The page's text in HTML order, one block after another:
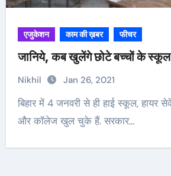
एजुकेशन काम की ख़बर फीचर
जानिये, कब खुलेंगे छोटे बच्चों के स्कूल
Nikhil Jan 26, 2021
बिहार में 4 जनवरी से ही हाई स्कूल, हायर सेकेंडरी स्कूल, कोचिंग
और कॉलेज खुल चुके हैं. सरकार…